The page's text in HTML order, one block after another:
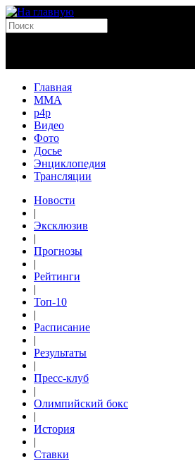
Главная
MMA
p4p
Видео
Фото
Досье
Энциклопедия
Трансляции
Новости
|
Эксклюзив
|
Прогнозы
|
Рейтинги
|
Топ-10
|
Расписание
|
Результаты
|
Пресс-клуб
|
Олимпийский бокс
|
История
|
Ставки